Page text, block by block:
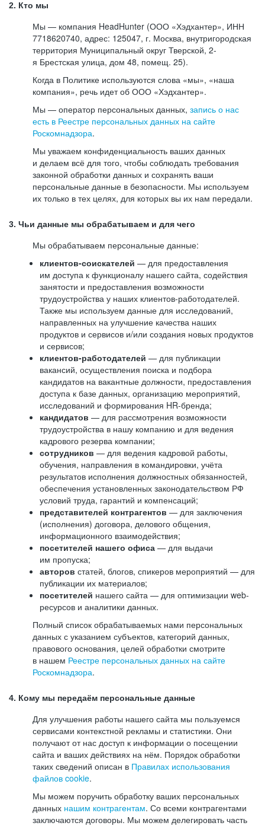
2. Кто мы
Мы — компания HeadHunter (ООО «Хэдхантер», ИНН
7718620740, адрес: 125047, г. Москва, внутригородская
территория Муниципальный округ Тверской, 2-
я Брестская улица, дом 48, помещ. 25).
Когда в Политике используются слова «мы», «наша
компания», речь идет об ООО «Хэдхантер».
Мы — оператор персональных данных, запись о нас
есть в Реестре персональных данных на сайте
Роскомнадзора.
Мы уважаем конфиденциальность ваших данных
и делаем всё для того, чтобы соблюдать требования
законной обработки данных и сохранять ваши
персональные данные в безопасности. Мы используем
их только в тех целях, для которых вы их нам передали.
3. Чьи данные мы обрабатываем и для чего
Мы обрабатываем персональные данные:
клиентов-соискателей — для предоставления
им доступа к функционалу нашего сайта, содействия
занятости и предоставления возможности
трудоустройства у наших клиентов-работодателей.
Также мы используем данные для исследований,
направленных на улучшение качества наших
продуктов и сервисов и/или создания новых продуктов
и сервисов;
клиентов-работодателей — для публикации
вакансий, осуществления поиска и подбора
кандидатов на вакантные должности, предоставления
доступа к базе данных, организацию мероприятий,
исследований и формирования HR-бренда;
кандидатов — для рассмотрения возможности
трудоустройства в нашу компанию и для ведения
кадрового резерва компании;
сотрудников — для ведения кадровой работы,
обучения, направления в командировки, учёта
результатов исполнения должностных обязанностей,
обеспечения установленных законодательством РФ
условий труда, гарантий и компенсаций;
представителей контрагентов — для заключения
(исполнения) договора, делового общения,
информационного взаимодействия;
посетителей нашего офиса — для выдачи
им пропуска;
авторов статей, блогов, спикеров мероприятий — для
публикации их материалов;
посетителей нашего сайта — для оптимизации web-
ресурсов и аналитики данных.
Полный список обрабатываемых нами персональных
данных с указанием субъектов, категорий данных,
правового основания, целей обработки смотрите
в нашем Реестре персональных данных на сайте
Роскомнадзора.
4. Кому мы передаём персональные данные
Для улучшения работы нашего сайта мы пользуемся
сервисами контекстной рекламы и статистики. Они
получают от нас доступ к информации о посещении
сайта и ваших действиях на нём. Порядок обработки
таких сведений описан в Правилах использования
файлов cookie.
Мы можем поручить обработку ваших персональных
данных нашим контрагентам. Со всеми контрагентами
заключаются договоры. Мы можем делегировать часть